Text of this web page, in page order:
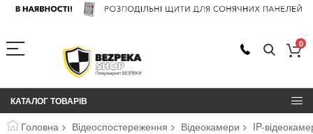
0
КАТАЛОГ ТОВАРІВ
Головна Відеоспостереження Відеокамери IP-